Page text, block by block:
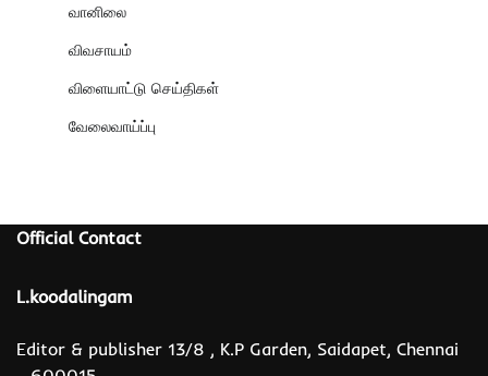
வானிலை
விவசாயம்
விளையாட்டு செய்திகள்
வேலைவாய்ப்பு
Official Contact
L.koodalingam
Editor & publisher 13/8 , K.P Garden, Saidapet, Chennai